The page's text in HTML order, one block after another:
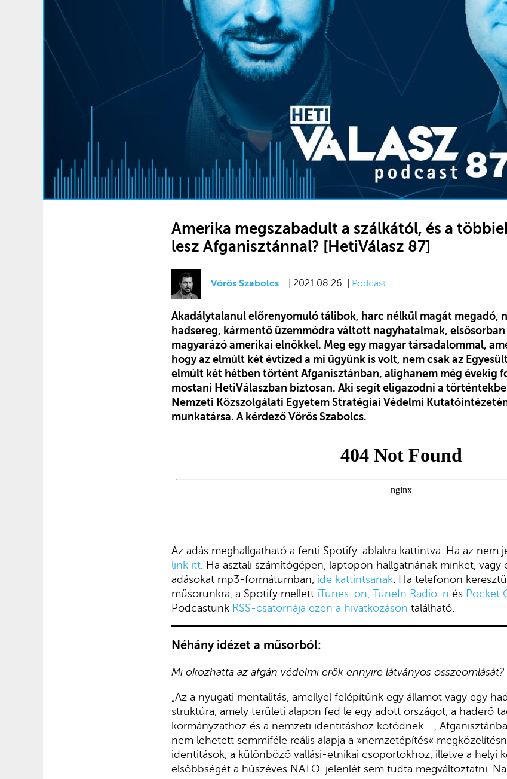
Amerika megszabadult a szálkától, és a
lesz Afganisztánnal? [HetiVálasz 87]
Vörös Szabolcs | 2021.08.26. | Podcast
Akadálytalanul előrenyomuló tálibok, harc nélkül magát megadó,
hadsereg, kármentő üzemmódra váltott nagyhatalmak,
magyarázó amerikai elnökkel. Meg egy magyar társadalommal,
hogy az elmúlt két évtized a mi ügyünk is volt, nem csak az
elmúlt két hétben történt Afganisztánban, alighanem még évekig
mostani HetiVálaszban biztosan. Aki segít eligazodni a
Nemzeti Közszolgálati Egyetem Stratégiai Védelmi
munkatársa. A kérdező Vörös Szabolcs.
Az adás meghallgatható a fenti Spotify-ablakra kattintva. Ha az nem
link itt . Ha asztali számítógépen, laptopon hallgatnának minket,
adásokat mp3-formátumban, ide kattintsanak . Ha telefonon
műsorunkra, a Spotify mellett iTunes-on TuneIn Radio-n és Pocket
Podcastunk RSS-csatornája ezen a hivatkozáson található.
Néhány idézet a műsorból:
Mi okozhatta az afgán védelmi erők ennyire látványos összeomlását?
„Az a nyugati mentalitás, amellyel felépítünk egy államot vagy egy
struktúra, amely területi alapon fed le egy adott országot, a haderő
kormányzathoz és a nemzeti identitáshoz kötődnek –,
nem lehetett semmiféle reális alapja a »nemzetépítés«
identitások, a különböző vallási-etnikai csoportokhoz, illetve a helyi
elsőbbségét a húszéves NATO-jelenlét sem tudta megváltoztatni.